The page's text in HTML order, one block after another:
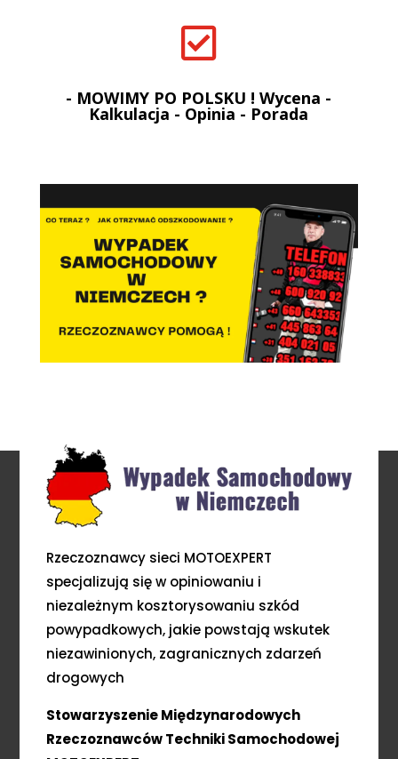

- MOWIMY PO POLSKU ! Wycena -
Kalkulacja - Opinia - Porada
Rzeczoznawcy sieci MOTOEXPERT
specjalizują się w opiniowaniu i
niezależnym kosztorysowaniu szkód
powypadkowych, jakie powstają wskutek
niezawinionych, zagranicznych zdarzeń
drogowych
Stowarzyszenie Międzynarodowych
Rzeczoznawców Techniki Samochodowej